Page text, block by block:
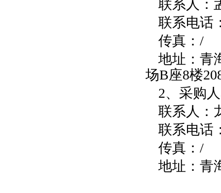
联系人：
联系电话
传真：/
地址：青
场B座8楼
2、采购
联系人：
联系电话
传真：/
地址：青